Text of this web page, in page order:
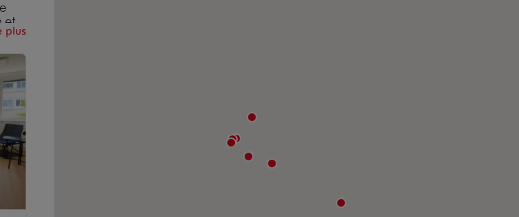
et
plus